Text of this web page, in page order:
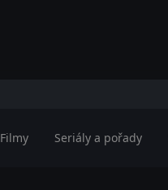
Filmy Seriály a pořady